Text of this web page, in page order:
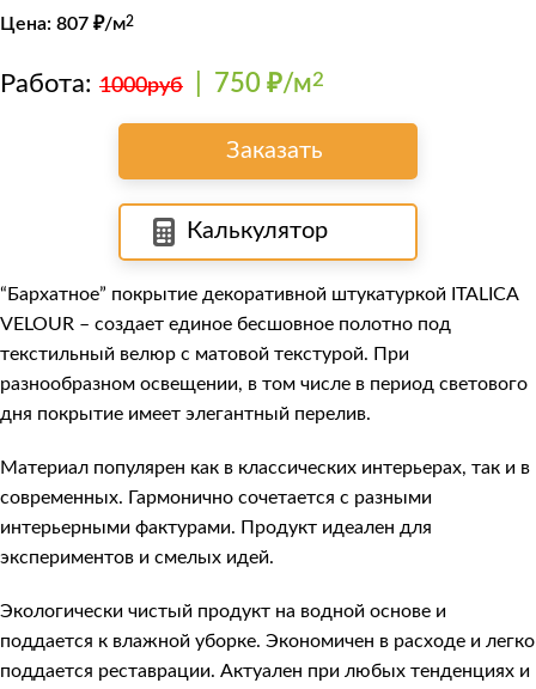
Цена: 807 ₽/м2
Работа: 1000руб 750 ₽/м2
Заказать
Калькулятор
“Бархатное” покрытие декоративной штукатуркой ITALICA
VELOUR – создает единое бесшовное полотно под
текстильный велюр с матовой текстурой. При
разнообразном освещении, в том числе в период светового
дня покрытие имеет элегантный перелив.
Материал популярен как в классических интерьерах, так и в
современных. Гармонично сочетается с разными
интерьерными фактурами. Продукт идеален для
экспериментов и смелых идей.
Экологически чистый продукт на водной основе и
поддается к влажной уборке. Экономичен в расходе и легко
поддается реставрации. Актуален при любых тенденциях и